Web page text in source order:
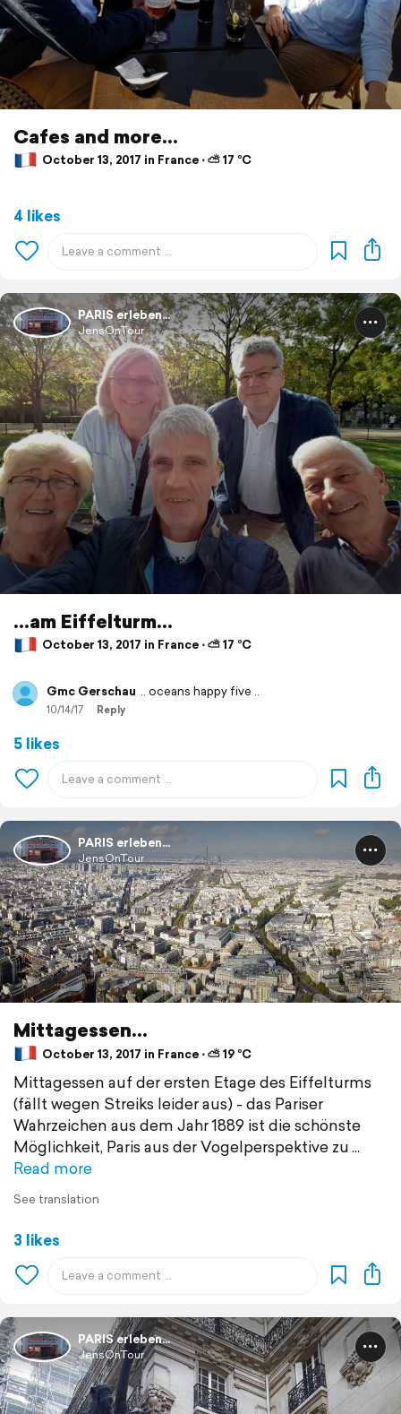
Cafes and more...
October 13, 2017 in France ⋅ ⛅ 17 °C
4 likes
PARIS erleben...
JensOnTour
...am Eiffelturm...
October 13, 2017 in France ⋅ ⛅ 17 °C
Gmc Gerschau .. oceans happy five ..
10/14/17 Reply
5 likes
PARIS erleben...
JensOnTour
Mittagessen...
October 13, 2017 in France ⋅ ⛅ 19 °C
Mittagessen auf der ersten Etage des Eiffelturms
(fällt wegen Streiks leider aus) - das Pariser
Wahrzeichen aus dem Jahr 1889 ist die schönste
Möglichkeit, Paris aus der Vogelperspektive zu
Read more
See translation
3 likes
PARIS erleben...
JensOnTour